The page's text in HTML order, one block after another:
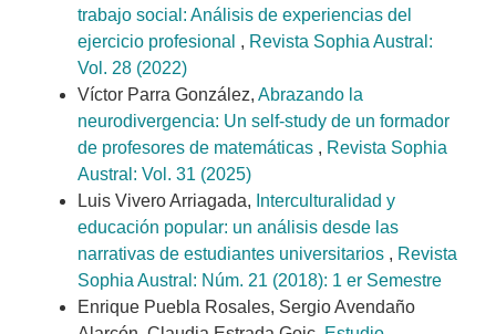
trabajo social: Análisis de experiencias del
ejercicio profesional , Revista Sophia Austral:
Vol. 28 (2022)
Víctor Parra González, Abrazando la
neurodivergencia: Un self-study de un formador
de profesores de matemáticas , Revista Sophia
Austral: Vol. 31 (2025)
Luis Vivero Arriagada, Interculturalidad y
educación popular: un análisis desde las
narrativas de estudiantes universitarios , Revista
Sophia Austral: Núm. 21 (2018): 1 er Semestre
Enrique Puebla Rosales, Sergio Avendaño